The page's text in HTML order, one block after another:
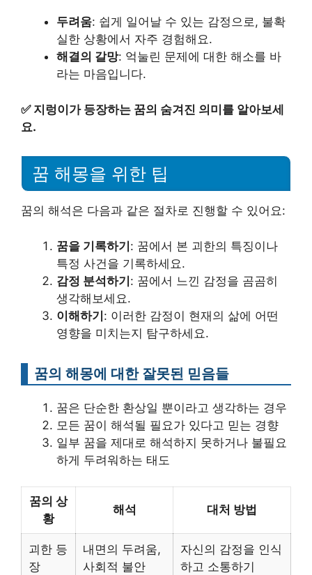
두려움: 쉽게 일어날 수 있는 감정으로, 불확
실한 상황에서 자주 경험해요.
해결의 갈망: 억눌린 문제에 대한 해소를 바
라는 마음입니다.
✅ 지렁이가 등장하는 꿈의 숨겨진 의미를 알아보세
요.
꿈 해몽을 위한 팁
꿈의 해석은 다음과 같은 절차로 진행할 수 있어요:
꿈을 기록하기: 꿈에서 본 괴한의 특징이나
특정 사건을 기록하세요.
감정 분석하기: 꿈에서 느낀 감정을 곰곰히
생각해보세요.
이해하기: 이러한 감정이 현재의 삶에 어떤
영향을 미치는지 탐구하세요.
꿈의 해몽에 대한 잘못된 믿음들
꿈은 단순한 환상일 뿐이라고 생각하는 경우
모든 꿈이 해석될 필요가 있다고 믿는 경향
일부 꿈을 제대로 해석하지 못하거나 불필요
하게 두려워하는 태도
꿈의 상
황
해석 대처 방법
괴한 등
장
내면의 두려움,
사회적 불안
자신의 감정을 인식
하고 소통하기